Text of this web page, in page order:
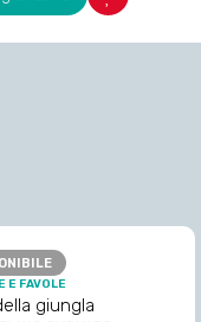
E FAVOLE
giungla